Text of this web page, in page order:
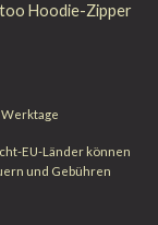
Hoodie-Zipper
Werktage
EU-Länder können
und Gebühren